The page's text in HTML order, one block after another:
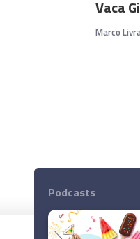
Vaca
Marco
Podcasts